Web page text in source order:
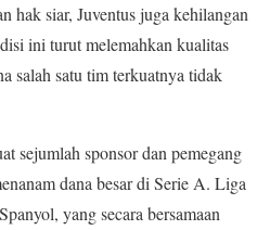
hak siar, Juventus juga kehilangan
ini turut melemahkan kualitas
salah satu tim terkuatnya tidak
sejumlah sponsor dan pemegang
dana besar di Serie A. Liga
yang secara bersamaan